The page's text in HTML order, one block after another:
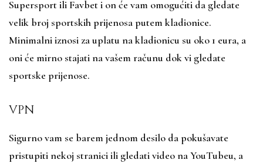
Supersport ili Favbet i on će vam omogućiti da gledate
velik broj sportskih prijenosa putem kladionice.
Minimalni iznosi za uplatu na kladionicu su oko 1 eura, a
oni će mirno stajati na vašem računu dok vi gledate
sportske prijenose.
VPN
Sigurno vam se barem jednom desilo da pokušavate
pristupiti nekoj stranici ili gledati video na YouTubeu, a